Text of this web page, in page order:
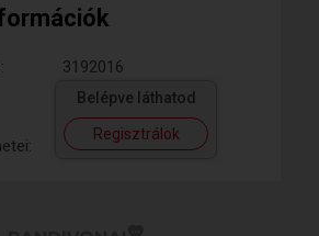
3192016
Belépve láthatod
Regisztrálok